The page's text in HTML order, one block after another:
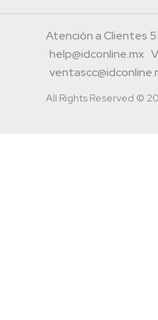
Atención a Clientes
help@idconline.mx
All Rights Reserved ©